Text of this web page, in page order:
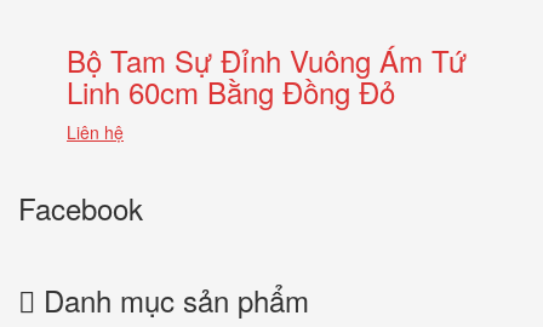
Bộ Tam Sự Đỉnh Vuông Ám Tứ
Linh 60cm Bằng Đồng Đỏ
Liên hệ
Facebook
Danh mục sản phẩm